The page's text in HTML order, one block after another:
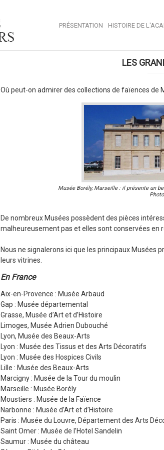
PRÉSENTATION HISTOIRE DE
LES
Où peut-on admirer des collections de faïences de
Musée Borély, Marseille : il présente un
De nombreux Musées possèdent des pièces
malheureusement pas et elles sont conservées en
Nous ne signalerons ici que les principaux
leurs vitrines.
En France
Aix-en-Provence : Musée Arbaud
Gap : Musée départemental
Grasse, Musée d’Art et d’Histoire
Limoges, Musée Adrien Dubouché
Lyon, Musée des Beaux-Arts
Lyon : Musée des Tissus et des Arts Décoratifs
Lyon : Musée des Hospices Civils
Lille : Musée des Beaux-Arts
Marcigny : Musée de la Tour du moulin
Marseille : Musée Borély
Moustiers : Musée de la Faïence
Narbonne : Musée d’Art et d’Histoire
Paris : Musée du Louvre, Département des Arts
Saint Omer : Musée de l’Hotel Sandelin
Saumur : Musée du château